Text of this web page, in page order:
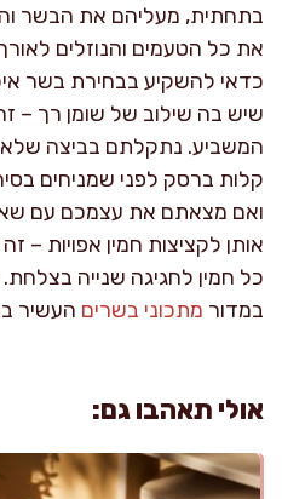
בתחתית, מעליהם את הבשר
את כל הטעמים והנוזלים
כדאי להשקיע בבחירת בשר
שיש בה שילוב של שומן רך –
המשביע. נתקלתם בביצה
קלות ברסק לפני שמניחים
ואם מצאתם את עצמכם עם
אותן לקציצות חמין אפויות –
כל חמין לחגיגה שנייה
במדור מתכוני בשרים העשיר
אולי תאהבו גם: